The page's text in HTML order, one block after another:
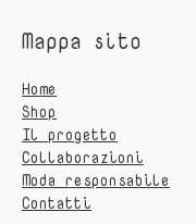
Mappa sito
Home
Shop
Il progetto
Collaborazioni
Moda responsabile
Contatti